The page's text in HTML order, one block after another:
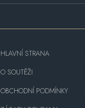
HLAVNÍ STRANA
O SOUTĚŽI
OBCHODNÍ PODMÍNKY